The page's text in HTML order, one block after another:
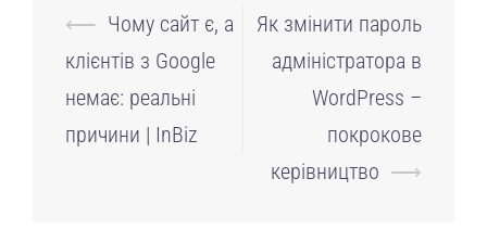
Навігація
по
запису
⟵ Чому сайт є, а
клієнтів з Google
немає: реальні
причини | InBiz
Як змінити пароль
адміністратора в
WordPress –
покрокове
керівництво ⟶